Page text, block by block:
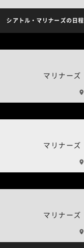
シアトル・マリナーズの日程
マリナーズ
マリナーズ
マリナーズ